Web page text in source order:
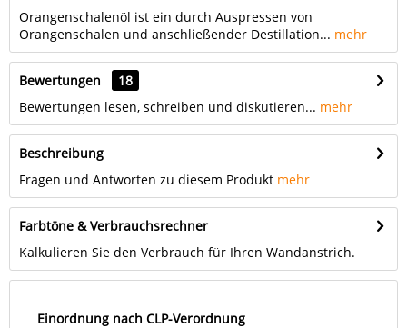
Orangenschalenöl ist ein durch Auspressen von
Orangenschalen und anschließender Destillation... mehr
Bewertungen
18
Bewertungen lesen, schreiben und diskutieren... mehr
Beschreibung
Fragen und Antworten zu diesem Produkt mehr
Farbtöne & Verbrauchsrechner
Kalkulieren Sie den Verbrauch für Ihren Wandanstrich.
Einordnung nach CLP-Verordnung